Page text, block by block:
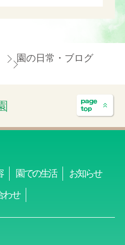
園の日常・ブログ
園での生活 お知らせ
わせ